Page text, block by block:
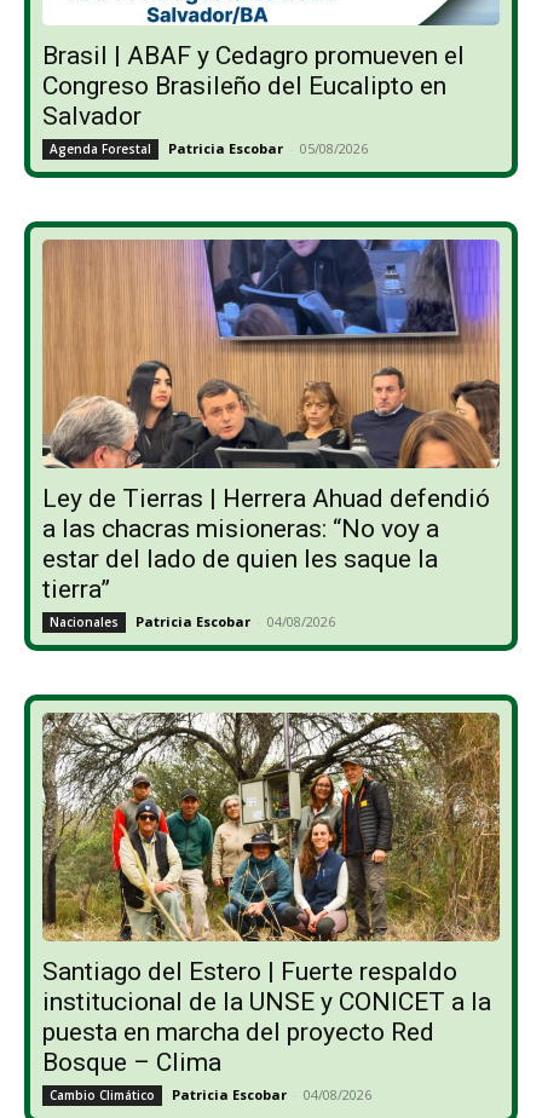
Brasil | ABAF y Cedagro promueven el
Congreso Brasileño del Eucalipto en
Salvador
Agenda Forestal Patricia Escobar - 05/08/2026
Ley de Tierras | Herrera Ahuad defendió
a las chacras misioneras: “No voy a
estar del lado de quien les saque la
tierra”
Nacionales Patricia Escobar - 04/08/2026
Santiago del Estero | Fuerte respaldo
institucional de la UNSE y CONICET a la
puesta en marcha del proyecto Red
Bosque – Clima
Cambio Climático Patricia Escobar - 04/08/2026